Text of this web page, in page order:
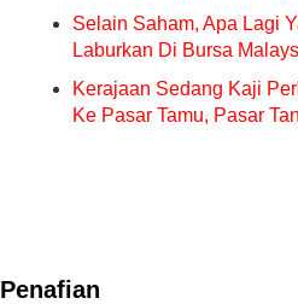
Selain Saham, Apa Lagi
Laburkan Di Bursa
Kerajaan Sedang Kaji
Ke Pasar Tamu, Pasar
Penafian